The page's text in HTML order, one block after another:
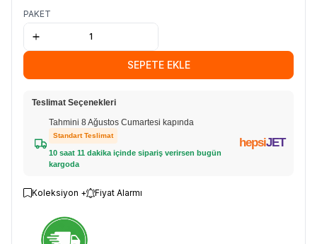
PAKET
SEPETE EKLE
Teslimat Seçenekleri
Tahmini 8 Ağustos Cumartesi kapında
Standart Teslimat
10 saat 11 dakika içinde sipariş verirsen bugün
kargoda
hepsiJET
Koleksiyon + Fiyat Alarmı